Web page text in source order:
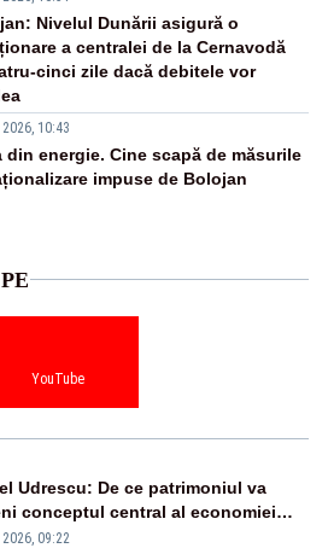
Nivelul Dunării asigură o
a centralei de la Cernavodă
cinci zile dacă debitele vor
10:43
din energie. Cine scapă de măsurile
impuse de Bolojan
YouTube
Udrescu: De ce patrimoniul va
conceptul central al economiei
09:22